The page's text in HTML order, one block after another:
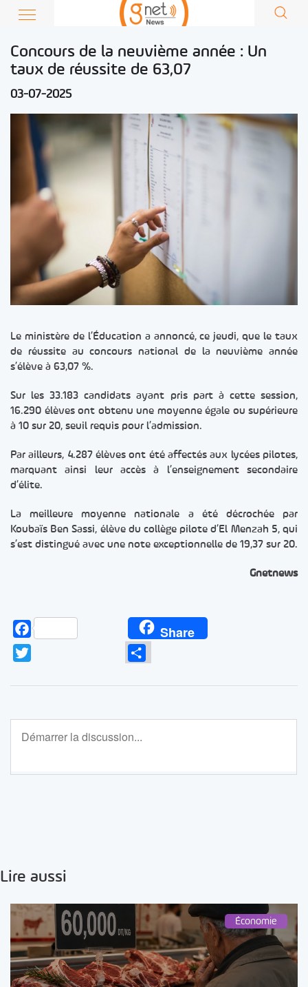
Concours de la neuvième année : Un
taux de réussite de 63,07
03-07-2025
Le ministère de l’Éducation a annoncé, ce jeudi, que le taux
de réussite au concours national de la neuvième année
s’élève à 63,07 %.
Sur les 33.183 candidats ayant pris part à cette session,
16.290 élèves ont obtenu une moyenne égale ou supérieure
à 10 sur 20, seuil requis pour l’admission.
Par ailleurs, 4.287 élèves ont été affectés aux lycées pilotes,
marquant ainsi leur accès à l’enseignement secondaire
d’élite.
La meilleure moyenne nationale a été décrochée par
Koubaïs Ben Sassi, élève du collège pilote d’El Menzah 5, qui
s’est distingué avec une note exceptionnelle de 19,37 sur 20.
Gnetnews
Facebook Share
Partager
Lire aussi
Économie